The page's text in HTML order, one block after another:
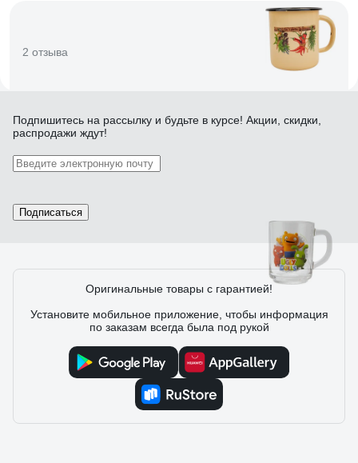
2 отзыва
Сергей
Годится и для чая, и для кваса, и для прочего, чтобы реже
бегать на кухню. А при нужде, можно и лапши сварить,
Отзыв о Кружка ND Play куклы с характером,
дизайн 2, 230 мл, маленькая, стекло 285557
Подпишитесь на рассылку и будьте в курсе! Акции, скидки,
распродажи ждут!
Подписаться
Оригинальные товары с гарантией!
Установите мобильное приложение, чтобы информация
по заказам всегда была под рукой